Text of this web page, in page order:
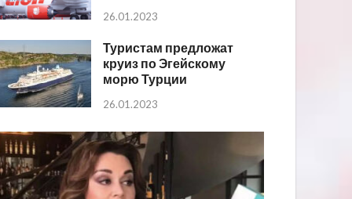
26.01.2023
Туристам предложат
круиз по Эгейскому
морю Турции
26.01.2023